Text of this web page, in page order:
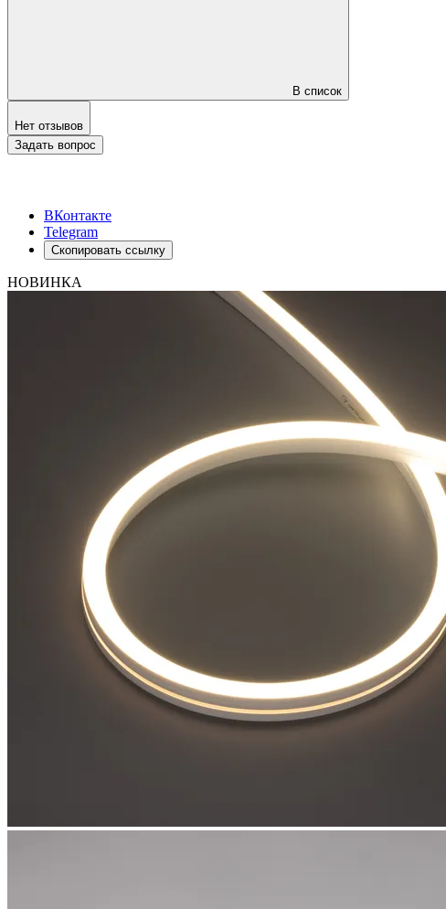
В список
Нет отзывов
Задать вопрос
ВКонтакте
Telegram
Скопировать ссылку
НОВИНКА